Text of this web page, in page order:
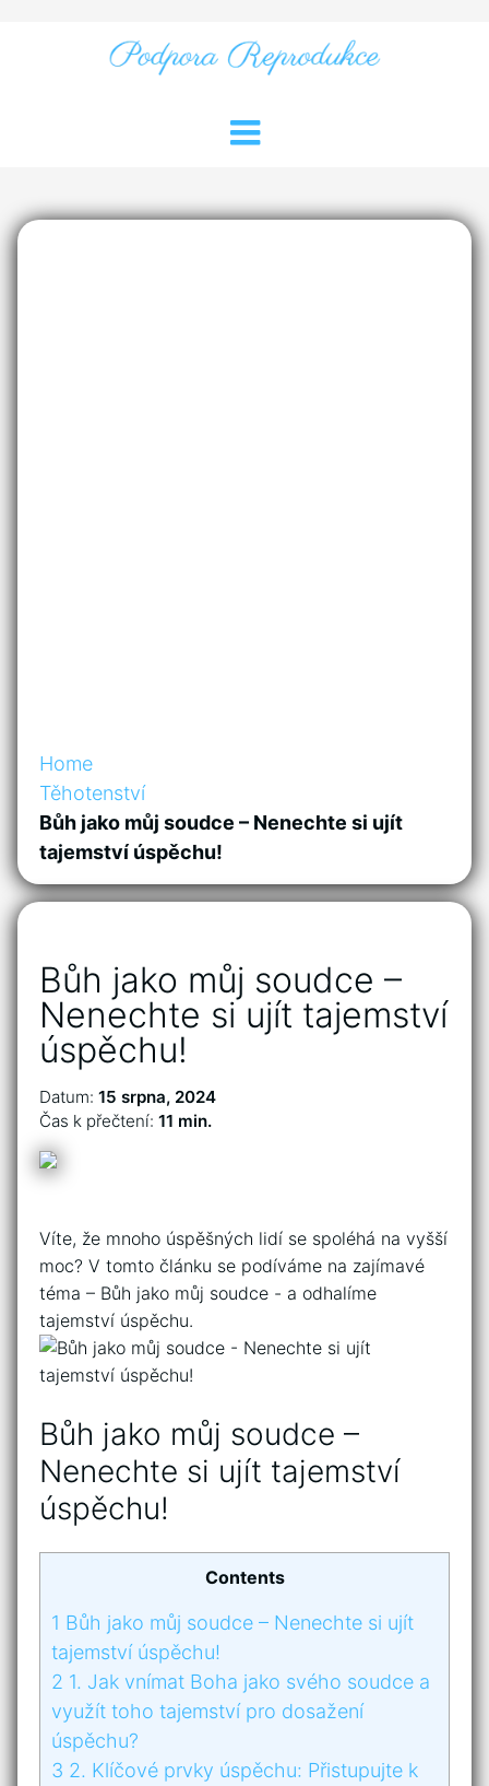
Home
Těhotenství
Bůh jako můj soudce – Nenechte si ujít
tajemství úspěchu!
Bůh jako můj soudce –
Nenechte si ujít tajemství
úspěchu!
Datum: 15 srpna, 2024
Čas k přečtení: 11 min.
Víte,​ že mnoho úspěšných ⁤lidí se⁣ spoléhá na vyšší
moc?​ V tomto článku ​se⁣ podíváme na zajímavé
téma – ‍Bůh ​jako můj soudce ​- a⁢ odhalíme
tajemství úspěchu.
Bůh jako můj soudce⁣ –
Nenechte si ujít⁢ tajemství
⁣úspěchu!
Contents
1 Bůh jako můj soudce⁣ – Nenechte si ujít⁢
tajemství ⁣úspěchu!
2 1. ⁤Jak⁢ vnímat Boha ⁣jako svého​ soudce a
využít toho ⁤tajemství pro dosažení
úspěchu?
3 2. Klíčové ⁣prvky úspěchu: Přistupujte k